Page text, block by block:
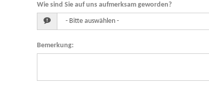
Wie sind Sie auf uns aufmerksam geworden?
Bemerkung: